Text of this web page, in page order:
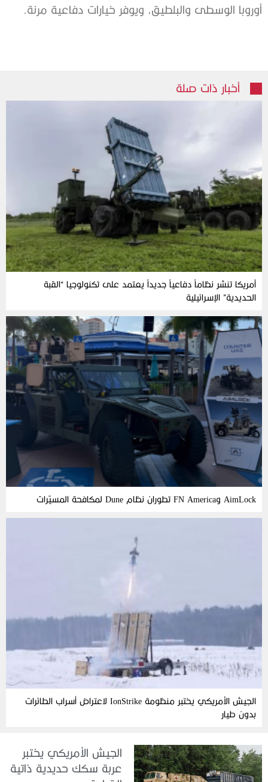
أوروبا الوسطى والبلطيق، ويوفر خيارات دفاعية مرنة.
أخبار ذات صلة
أمريكا تنشر نظاماً دفاعياً جديداً يعتمد على تكنولوجيا “القبة
الحديدية” الإسرائيلية
AimLock وFN America تطوران نظام Dune لمكافحة المسيّرات
الجيش الأمريكي يختبر منظومة IonStrike لاعتراض أسراب الطائرات
بدون طيار
الجيش الأمريكي يختبر
عربة سكك حديدية ذاتية